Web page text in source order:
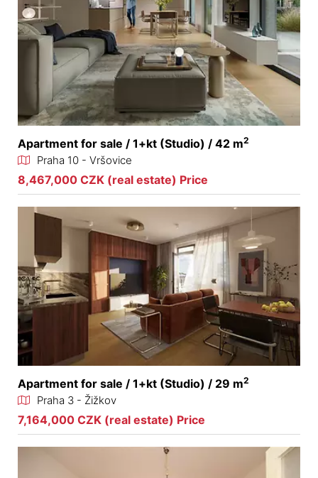
Apartment for sale / 1+kt (Studio) / 42 m2
Praha 10 - Vršovice
8,467,000 CZK (real estate) Price
Apartment for sale / 1+kt (Studio) / 29 m2
Praha 3 - Žižkov
7,164,000 CZK (real estate) Price